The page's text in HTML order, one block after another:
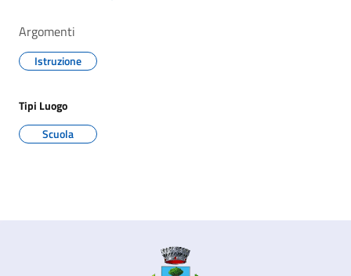
Argomenti
Istruzione
Tipi Luogo
Scuola